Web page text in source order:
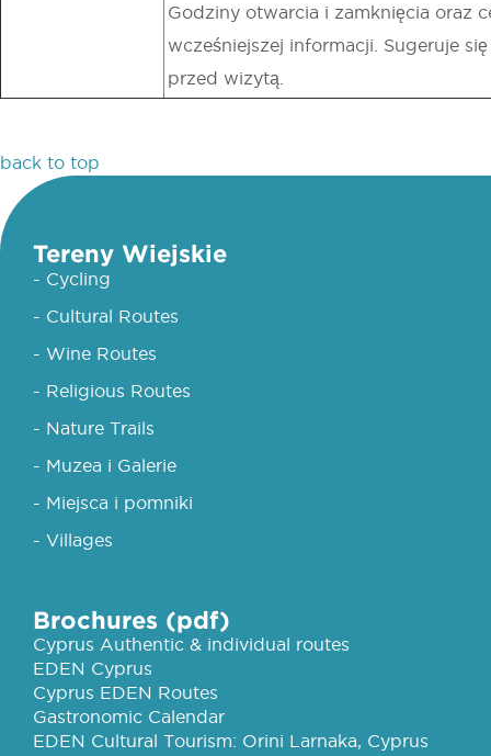
Godziny otwarcia i zamknięcia oraz
wcześniejszej informacji. Sugeruje
przed wizytą.
back to top
Tereny Wiejskie
- Cycling
- Cultural Routes
- Wine Routes
- Religious Routes
- Nature Trails
- Muzea i Galerie
- Miejsca i pomniki
- Villages
Brochures (pdf)
Cyprus Authentic & individual routes
EDEN Cyprus
Cyprus EDEN Routes
Gastronomic Calendar
EDEN Cultural Tourism: Orini Larnaka, Cyprus